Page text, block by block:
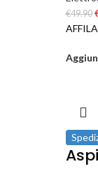
€49.90